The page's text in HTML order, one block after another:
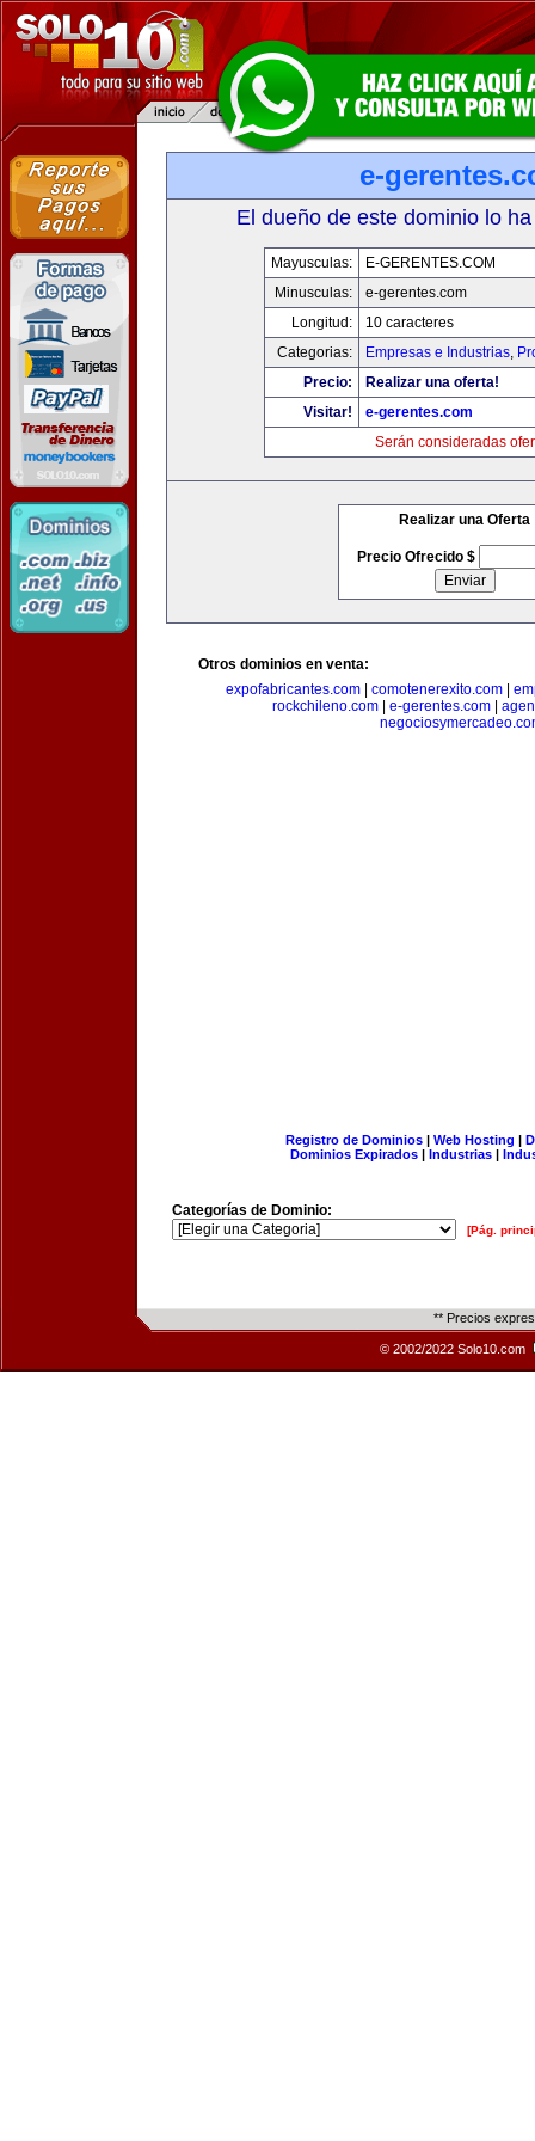
e-
El dueño de este dominio lo
Mayusculas:
E-GERENTES.COM
Minusculas:
e-gerentes.com
Longitud:
10 caracteres
Categorias:
Empresas e Industrias,
Precio:
Realizar una oferta!
Visitar!
e-gerentes.com
Serán consideradas
Realizar una Oferta
Precio Ofrecido $
Otros dominios en venta:
expofabricantes.com| comotenerexito.com|
rockchileno.com| e-gerentes.com|
Registro de Dominios| Web Hosting |
Dominios Expirados | Industrias |
Categorías de Dominio:
[Pág.
** Precios
© 2002/2022 Solo10.com